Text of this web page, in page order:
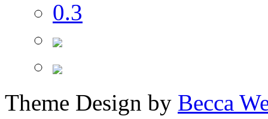
Theme Design by Becca